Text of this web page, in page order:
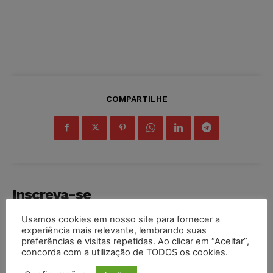
COMPARTILHE
Inscreva-se
Usamos cookies em nosso site para fornecer a
experiência mais relevante, lembrando suas
preferências e visitas repetidas. Ao clicar em “Aceitar”,
concorda com a utilização de TODOS os cookies.